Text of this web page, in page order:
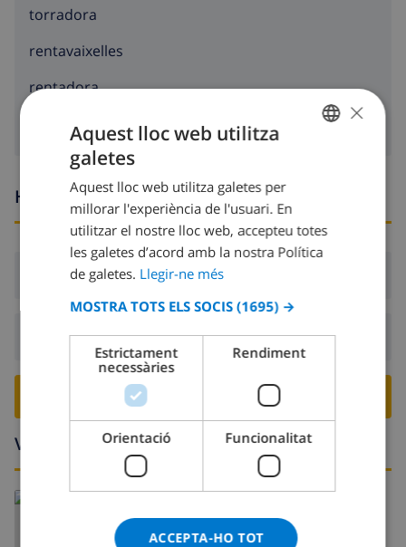
torradora
rentavaixelles
rentadora
Hores d’arribada i sortida
Arribada:Des de 16:00 abans 20:00
Sortida:Abans: 10:00
RESERVA AQUESTA VILLA ›
Voltants
Espanya > Costa Blanca >Denia
DUTCH
SPANISH
CATALAN
ITALIAN
NORWEGIAN
×
Aquest lloc web utilitza
galetes
Aquest lloc web utilitza galetes per
millorar l'experiència de l'usuari. En
utilitzar el nostre lloc web, accepteu totes
les galetes d’acord amb la nostra Política
de galetes. Llegir-ne més
MOSTRA TOTS ELS SOCIS (1695) →
Estrictament
necessàries
Rendiment
Orientació Funcionalitat
ACCEPTA-HO TOT